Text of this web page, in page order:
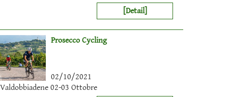
[Detail]
Prosecco Cycling
02/10/2021
Valdobbiadene 02-03 Ottobre